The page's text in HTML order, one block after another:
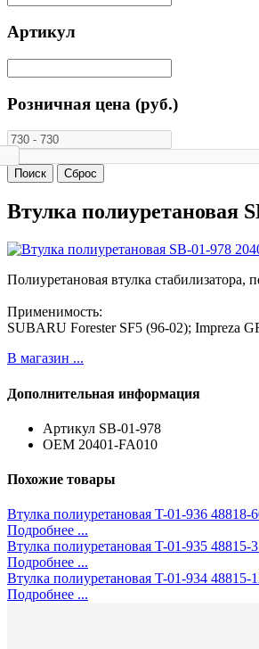
Артикул
Розничная цена (руб.)
Втулка полиуретановая
Полиуретановая втулка
Применимость:
SUBARU Forester SF5 (96-02); Impreza
В магазин ...
Дополнительная информация
Артикул SB-01-978
ОЕМ 20401-FA010
Похожие товары
Втулка полиуретановая T-01-936 48818-
Подробнее ...
Втулка полиуретановая T-01-935 48815-
Подробнее ...
Втулка полиуретановая T-01-934 48815-
Подробнее ...